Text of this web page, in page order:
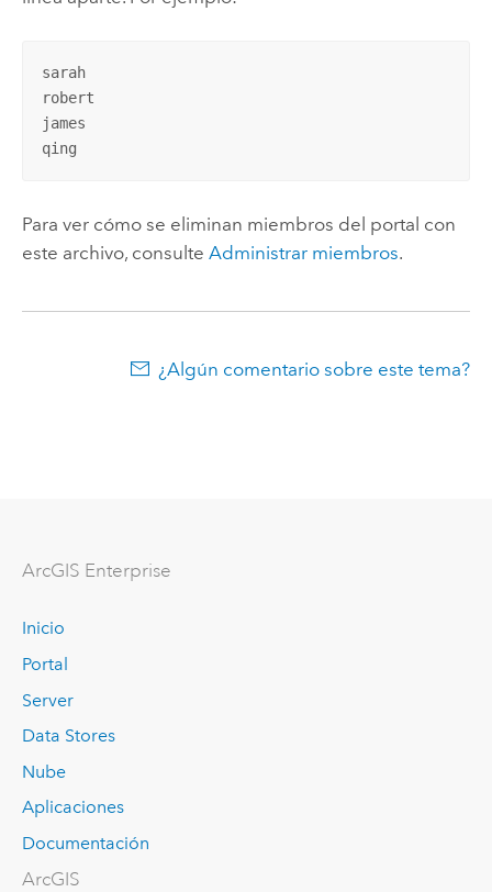
sarah
robert
james
qing
Para ver cómo se eliminan miembros del portal con
este archivo, consulte Administrar miembros.
¿Algún comentario sobre este tema?
ArcGIS Enterprise
Inicio
Portal
Server
Data Stores
Nube
Aplicaciones
Documentación
ArcGIS